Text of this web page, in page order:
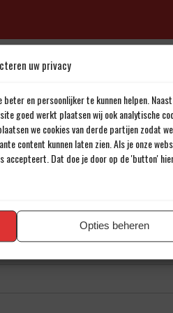
uw privacy
en persoonlijker te kunnen helpen. Naast
goed werkt plaatsen wij ook analytische
we cookies van derde partijen zodat
content kunnen laten zien. Als je onze
accepteert. Dat doe je door op de 'button'
Opties beheren